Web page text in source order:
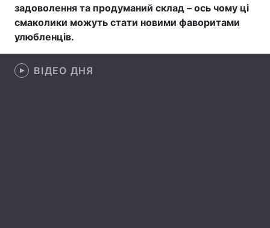
Інтерв'ю
Архів
Контакти
задоволення та продуманий склад – ось чому ці
смаколики можуть стати новими фаворитами
улюбленців.
ВІДЕО ДНЯ